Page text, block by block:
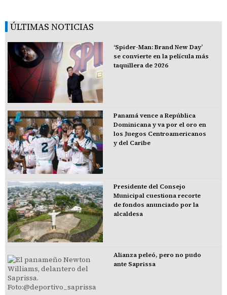
ÚLTIMAS NOTICIAS
‘Spider-Man: Brand New Day’
se convierte en la película más
taquillera de 2026
Panamá vence a República
Dominicana y va por el oro en
los Juegos Centroamericanos
y del Caribe
Presidente del Consejo
Municipal cuestiona recorte
de fondos anunciado por la
alcaldesa
Alianza peleó, pero no pudo
ante Saprissa